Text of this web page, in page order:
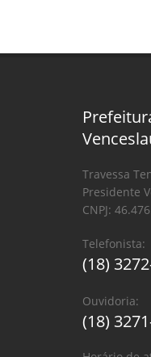
Travessa
Presidente
CNPJ:
Telefonista:
(18)
Ouvidoria:
(18)